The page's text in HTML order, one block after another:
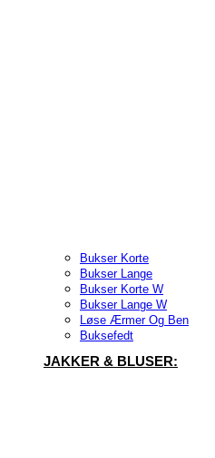
Bukser Korte
Bukser Lange
Bukser Korte W
Bukser Lange W
Løse Ærmer Og Ben
Buksefedt
JAKKER & BLUSER: